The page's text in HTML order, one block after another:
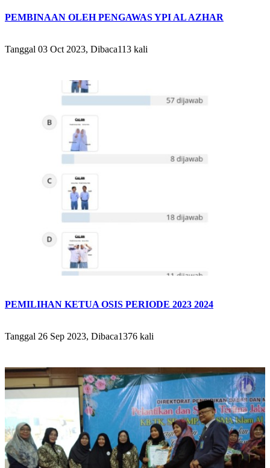
PEMBINAAN OLEH PENGAWAS YPI AL AZHAR
Tanggal 03 Oct 2023, Dibaca113 kali
PEMILIHAN KETUA OSIS PERIODE 2023 2024
Tanggal 26 Sep 2023, Dibaca1376 kali